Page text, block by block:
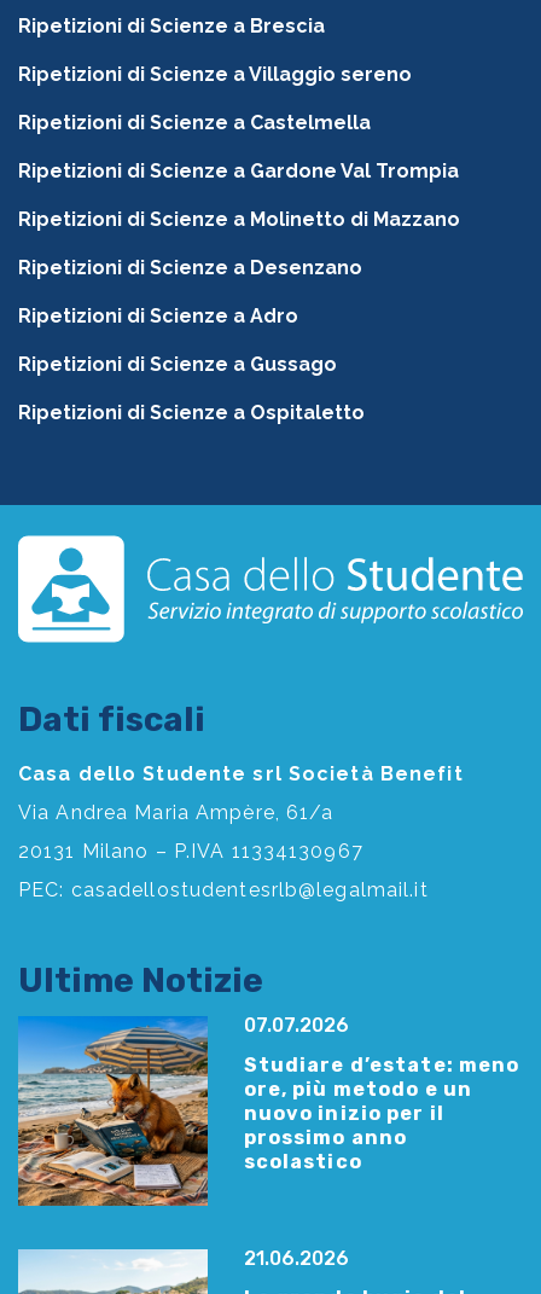
Ripetizioni di Scienze a Brescia
Ripetizioni di Scienze a Villaggio sereno
Ripetizioni di Scienze a Castelmella
Ripetizioni di Scienze a Gardone Val Trompia
Ripetizioni di Scienze a Molinetto di Mazzano
Ripetizioni di Scienze a Desenzano
Ripetizioni di Scienze a Adro
Ripetizioni di Scienze a Gussago
Ripetizioni di Scienze a Ospitaletto
Dati fiscali
Casa dello Studente srl Società Benefit
Via Andrea Maria Ampère, 61/a
20131 Milano – P.IVA 11334130967
PEC: casadellostudentesrlb@legalmail.it
Ultime Notizie
07.07.2026
Studiare d’estate: meno
ore, più metodo e un
nuovo inizio per il
prossimo anno
scolastico
21.06.2026